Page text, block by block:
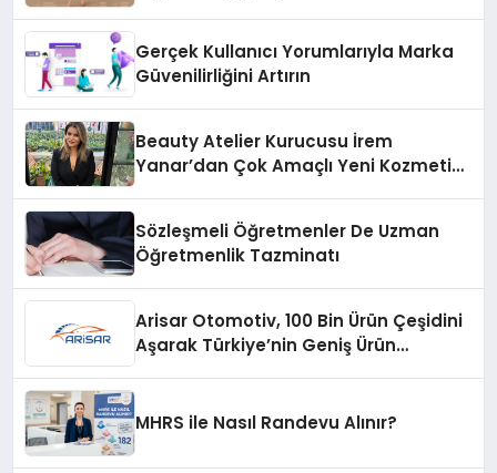
Gerçek Kullanıcı Yorumlarıyla Marka
Güvenilirliğini Artırın
Beauty Atelier Kurucusu İrem
Yanar’dan Çok Amaçlı Yeni Kozmetik
Sözleşmeli Öğretmenler De Uzman
Öğretmenlik Tazminatı
Arisar Otomotiv, 100 Bin Ürün Çeşidini
Aşarak Türkiye’nin Geniş Ürün
MHRS ile Nasıl Randevu Alınır?